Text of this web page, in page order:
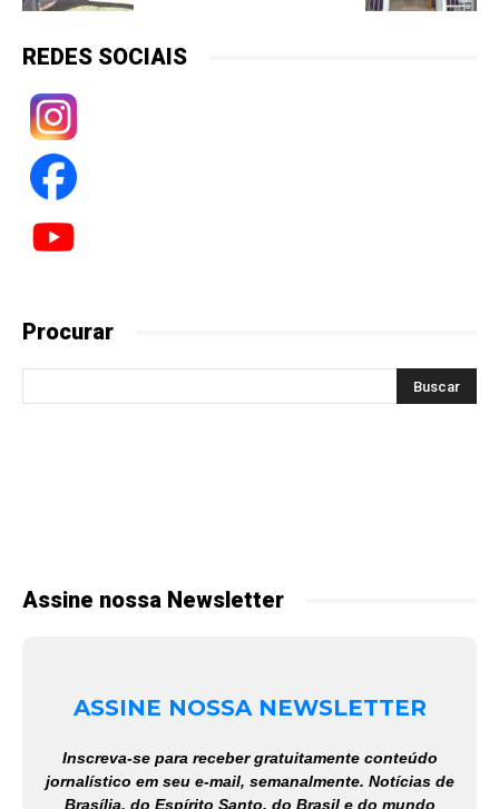
REDES SOCIAIS
Procurar
Assine nossa Newsletter
ASSINE NOSSA NEWSLETTER
Inscreva-se para receber gratuitamente conteúdo
jornalístico em seu e-mail, semanalmente. Notícias de
Brasília, do Espírito Santo, do Brasil e do mundo